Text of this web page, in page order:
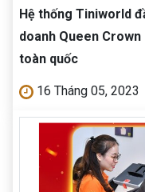
Hệ thống Tiniworld
doanh Queen Crown
toàn quốc
16 Tháng 05, 2023